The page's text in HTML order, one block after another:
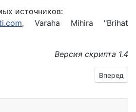
источников:
, Varaha Mihira "Brihat
Версия скрипта 1.4
команды TCP/IP Вперед